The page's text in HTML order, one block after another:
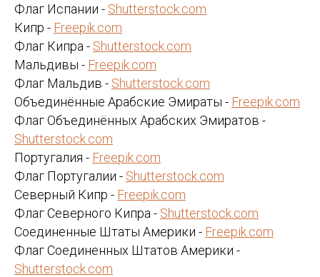
Флаг Испании - Shutterstock.com
Кипр - Freepik.com
Флаг Кипра - Shutterstock.com
Мальдивы - Freepik.com
Флаг Мальдив - Shutterstock.com
Объединённые Арабские Эмираты - Freepik.com
Флаг Объединённых Арабских Эмиратов -
Shutterstock.com
Португалия - Freepik.com
Флаг Португалии - Shutterstock.com
Северный Кипр - Freepik.com
Флаг Северного Кипра - Shutterstock.com
Соединенные Штаты Америки - Freepik.com
Флаг Соединенных Штатов Америки -
Shutterstock.com